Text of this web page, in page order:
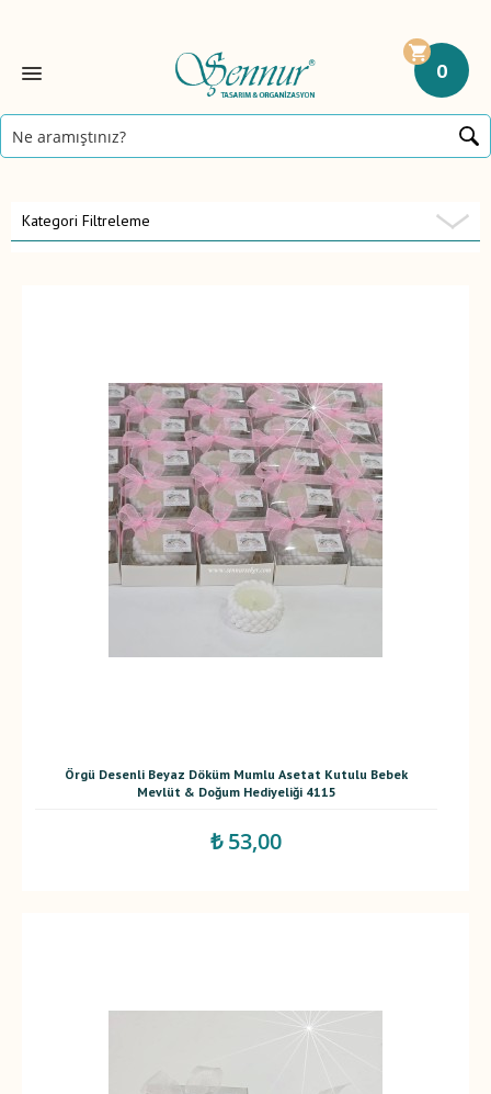
0
Kategori Filtreleme
Örgü Desenli Beyaz Döküm Mumlu Asetat Kutulu Bebek
Mevlüt & Doğum Hediyeliği 4115
₺ 53,00